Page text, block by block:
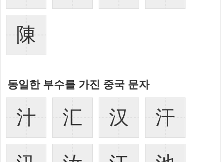
陳
동일한 부수를 가진 중국 문자
汁 汇 汉 汗